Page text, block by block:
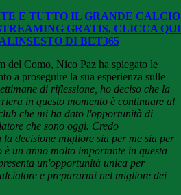
E TUTTO IL GRANDE CALCIO
GRATIS, CLICCA QUI
DI BET365
del Como, Nico Paz ha spiegato le
a proseguire la sua esperienza sulle
di riflessione, ho deciso che la
in questo momento è continuare al
che mi ha dato l'opportunità di
che sono oggi. Credo
la decisione migliore sia per me sia per
è un anno molto importante in questa
un'opportunità unica per
e prepararmi nel migliore dei